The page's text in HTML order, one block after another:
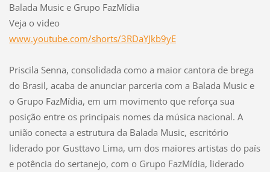
Balada Music e Grupo FazMídia
Veja o video
www.youtube.com/shorts/3RDaYJkb9yE
Priscila Senna, consolidada como a maior cantora de brega
do Brasil, acaba de anunciar parceria com a Balada Music e
o Grupo FazMídia, em um movimento que reforça sua
posição entre os principais nomes da música nacional. A
união conecta a estrutura da Balada Music, escritório
liderado por Gusttavo Lima, um dos maiores artistas do país
e potência do sertanejo, com o Grupo FazMídia, liderado